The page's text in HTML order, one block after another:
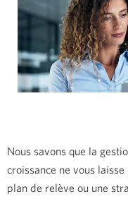
Nous savons que la
croissance ne vous
plan de relève ou une